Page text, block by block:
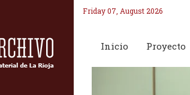
Friday 07, August 2026
Inicio Proyecto